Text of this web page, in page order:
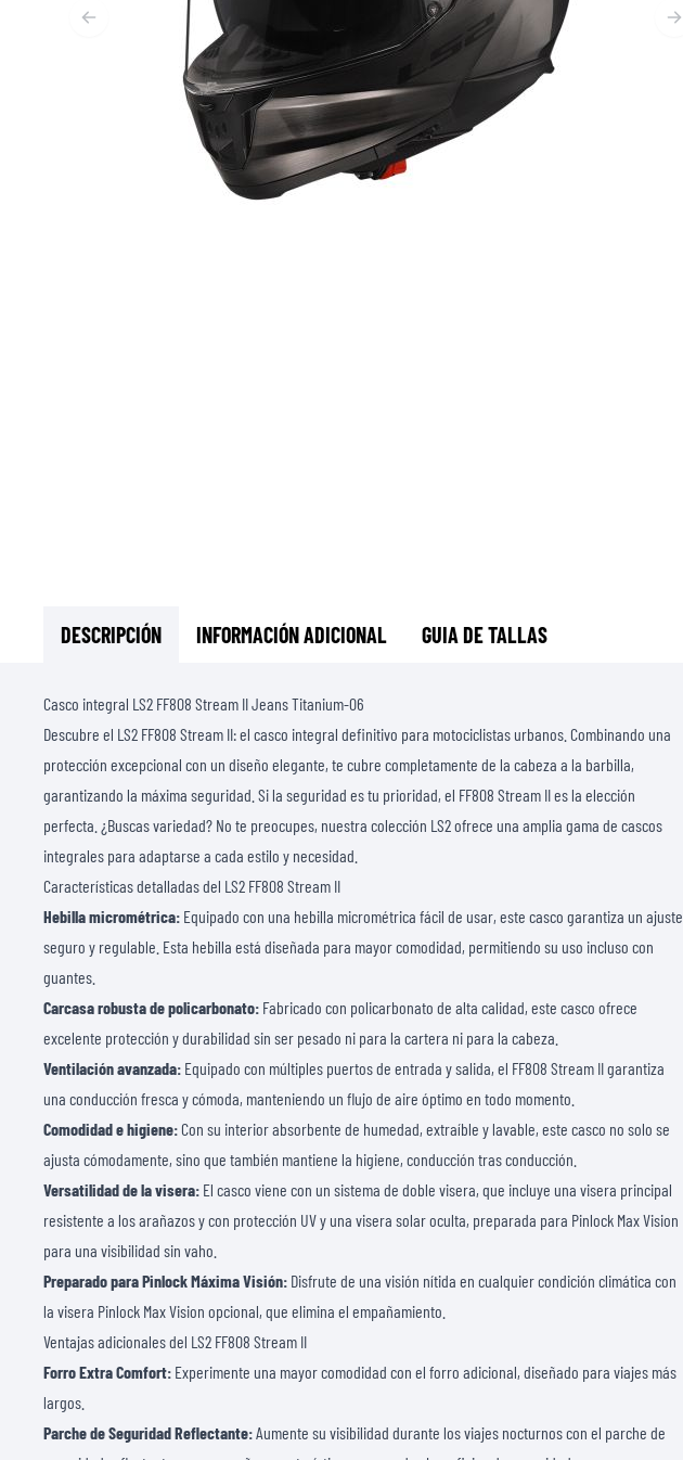
CAPAS BASE & INTERMEDIAS
CAPAS BASE
CAPAS INTERMEDIAS
TOCADO Y CUBRECUELLOS
PROTECCIÓN & ACCESORIOS
BOLSAS DE TANQUE PARA MOTO
BOLSAS TRASERAS
REJILLAS & SOPORTES
DESCRIPCIÓN INFORMACIÓN ADICIONAL GUIA DE TALLAS
Casco integral LS2 FF808 Stream II Jeans Titanium-06
Descubre el LS2 FF808 Stream II: el casco integral definitivo para motociclistas urbanos. Combinando una
protección excepcional con un diseño elegante, te cubre completamente de la cabeza a la barbilla,
garantizando la máxima seguridad. Si la seguridad es tu prioridad, el FF808 Stream II es la elección
perfecta. ¿Buscas variedad? No te preocupes, nuestra colección LS2 ofrece una amplia gama de cascos
integrales para adaptarse a cada estilo y necesidad.
Características detalladas del LS2 FF808 Stream II
Hebilla micrométrica: Equipado con una hebilla micrométrica fácil de usar, este casco garantiza un ajuste
seguro y regulable. Esta hebilla está diseñada para mayor comodidad, permitiendo su uso incluso con
guantes.
Carcasa robusta de policarbonato: Fabricado con policarbonato de alta calidad, este casco ofrece
excelente protección y durabilidad sin ser pesado ni para la cartera ni para la cabeza.
Ventilación avanzada: Equipado con múltiples puertos de entrada y salida, el FF808 Stream II garantiza
una conducción fresca y cómoda, manteniendo un flujo de aire óptimo en todo momento.
Comodidad e higiene:Con su interior absorbente de humedad, extraíble y lavable, este casco no solo se
ajusta cómodamente, sino que también mantiene la higiene, conducción tras conducción.
Versatilidad de la visera: El casco viene con un sistema de doble visera, que incluye una visera principal
resistente a los arañazos y con protección UV y una visera solar oculta, preparada para Pinlock Max Vision
para una visibilidad sin vaho.
Preparado para Pinlock Máxima Visión: Disfrute de una visión nítida en cualquier condición climática con
la visera Pinlock Max Vision opcional, que elimina el empañamiento.
Ventajas adicionales del LS2 FF808 Stream II
Forro Extra Comfort: Experimente una mayor comodidad con el forro adicional, diseñado para viajes más
largos.
Parche de Seguridad Reflectante:Aumente su visibilidad durante los viajes nocturnos con el parche de